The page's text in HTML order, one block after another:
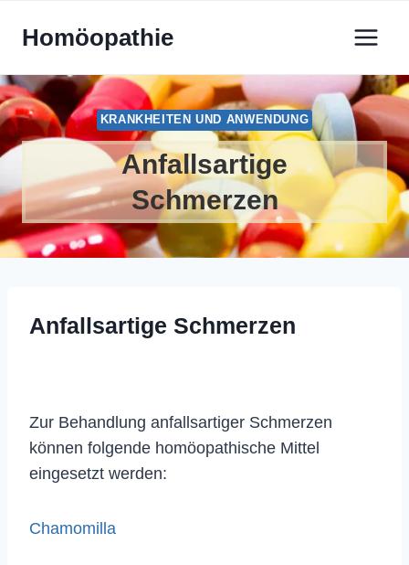
InhaltHomöopathie
KRANKHEITEN UND ANWENDUNG
Anfallsartige
Schmerzen
Anfallsartige Schmerzen
Zur Behandlung anfallsartiger Schmerzen
können folgende homöopathische Mittel
eingesetzt werden:
Chamomilla